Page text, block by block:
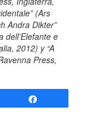
(Ars
Andra Dikter”
dell’Elefante e
2012) y “A
Press,